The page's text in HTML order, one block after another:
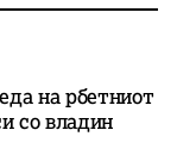
[…]
на рбетниот
со владин